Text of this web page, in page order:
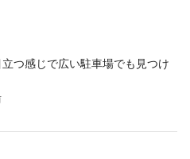
つ感じで広い駐車場でも見つけ